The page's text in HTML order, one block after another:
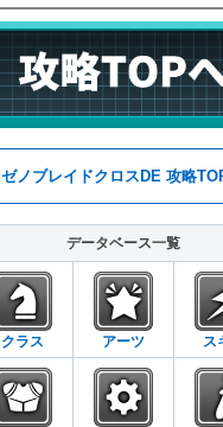
ゼノブレイドクロスDE 攻略
データベース一覧
クラス アーツ ス